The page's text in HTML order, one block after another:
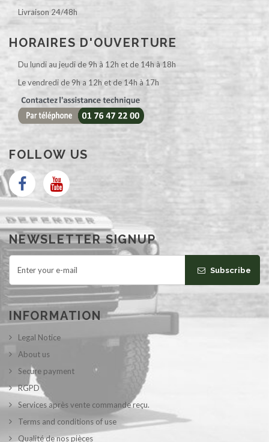
Livraison 24/48h
HORAIRES D'OUVERTURE
Du lundi au jeudi de 9h à 12h et de 14h à 18h
Le vendredi de 9h a 12h et de 14h à 17h
FOLLOW US
NEWSLETTER SIGNUP
Subscribe
INFORMATION
Legal Notice
About us
Secure payment
RGPD
Services après vente commande reçu.
Terms and conditions of use
Qualité de nos pièces